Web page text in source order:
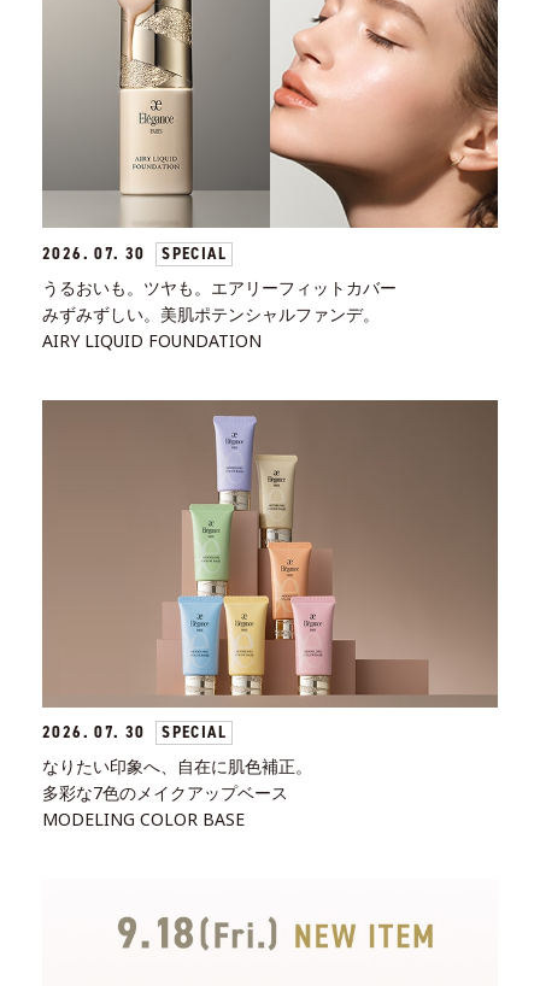
2026. 07. 30
SPECIAL
うるおいも。ツヤも。エアリーフィットカバー
みずみずしい。美肌ポテンシャルファンデ。
AIRY LIQUID FOUNDATION
2026. 07. 30
SPECIAL
なりたい印象へ、自在に肌色補正。
多彩な7色のメイクアップベース
MODELING COLOR BASE